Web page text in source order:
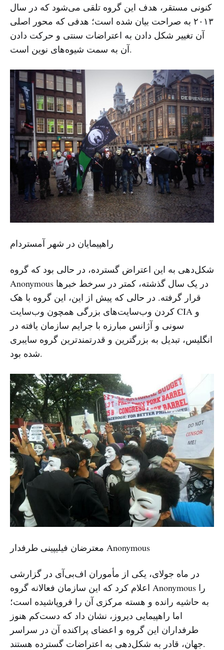
کنونی مستقر، هدف این گروه تلقی می‌شود که در سال
۲۰۱۳ به صراحت بیان شده است؛ هدفی که محور اصلی
آن تغییر شکل دادن به اعتراضات سنتی و حرکت دادن
آن به سمت شیوه‌های نوین است.
راهپیمایان در شهر آمستردام
شکل‌دهی به این اعتراض گسترده، در حالی بود‌ که گروه
Anonymous در یک سال گذشته، کمتر در سر‌خط خبرها
قرار گرفته. در حالی که پیش از این، این گروه با هک
کردن وب‌سایت‌های بزرگی همچون وب‌سایت CIA و
سونی و آژانس مبارزه با جرایم سازمان یافته در
انگلیس، تبدیل به بزرگترین و قدرتمند‌ترین گروه سایبری
شده بود.
معترضان فیلیپینی طرفدار Anonymous
در ماه جولای، یکی از مأموران اف‌بی‌آی در گزارشی
اعلام کرد که این سازمان‌ فعالانه گروه Anonymous را
به حاشیه رانده و هسته مرکزی آن را فروپاشیده است؛
اما راهپیمایی دیروز، نشان داد که دست‌کم هنوز
طرفداران این گروه و اعضای پراکنده آن در سراسر
جهان، قادر به شکل‌دهی به اعتراضات گسترده هستند.